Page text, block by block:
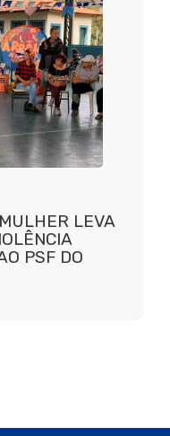
LEVA
PSF DO